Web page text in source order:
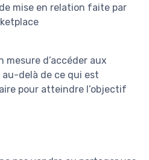
mise en relation faite par
mesure d’accéder aux
delà de ce qui est
pour atteindre l’objectif